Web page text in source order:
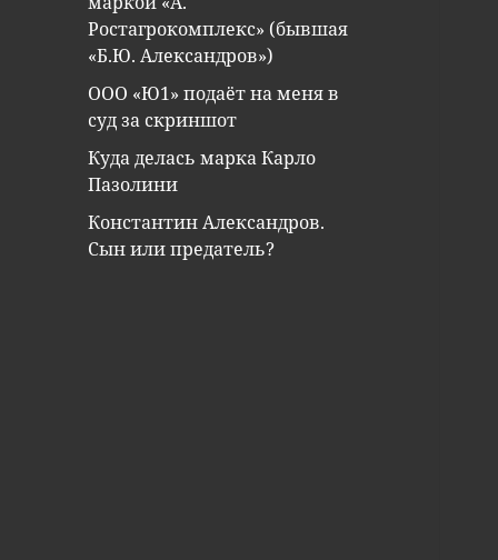
Ростагрокомплекс» (бывшая
«Б.Ю. Александров»)
ООО «Ю1» подаёт на меня в
суд за скриншот
Куда делась марка Карло
Пазолини
Константин Александров.
Сын или предатель?